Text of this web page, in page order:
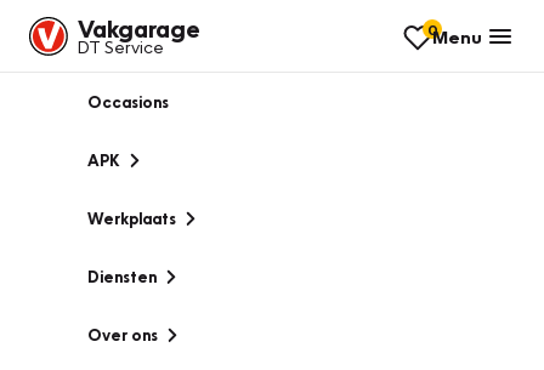
Vakgarage
DT Service
0Menu
Occasions
APK
Werkplaats
Diensten
Over ons